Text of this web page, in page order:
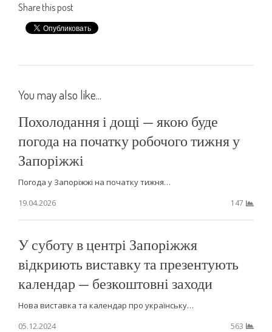
Share this post
You may also like...
Похолодання і дощі — якою буде
погода на початку робочого тижня у
Запоріжжі
Погода у Запоріжжі на початку тижня…
19.04.2026
147
У суботу в центрі Запоріжжя
відкриють виставку та презентують
календар — безкоштовні заходи
Нова виставка та календар про українську…
05.12.2024
563